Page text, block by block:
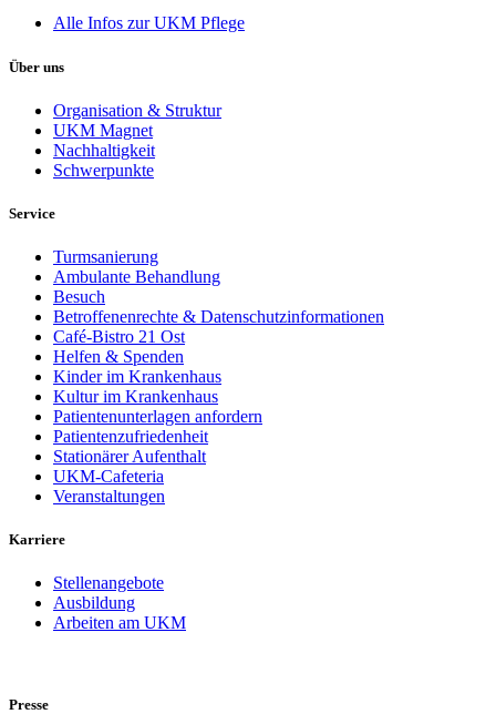
Alle Infos zur UKM Pflege
Über uns
Organisation & Struktur
UKM Magnet
Nachhaltigkeit
Schwerpunkte
Service
Turmsanierung
Ambulante Behandlung
Besuch
Betroffenenrechte & Datenschutzinformationen
Café-Bistro 21 Ost
Helfen & Spenden
Kinder im Krankenhaus
Kultur im Krankenhaus
Patientenunterlagen anfordern
Patientenzufriedenheit
Stationärer Aufenthalt
UKM-Cafeteria
Veranstaltungen
Karriere
Stellenangebote
Ausbildung
Arbeiten am UKM
Presse